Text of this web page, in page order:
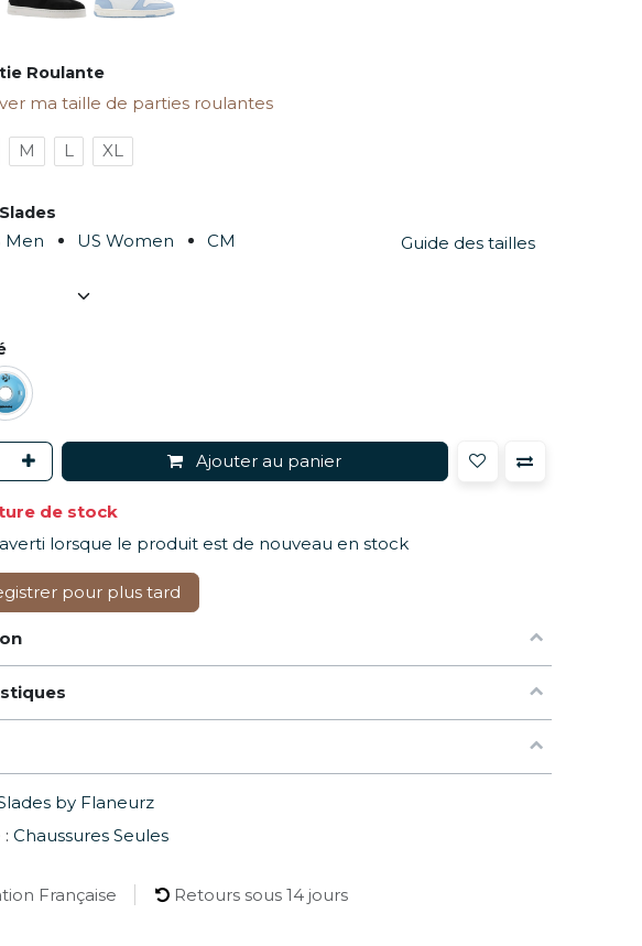
Roulante
ma taille de parties roulantes
M L XL
Men US Women CM Guide des tailles
Ajouter au panier
de stock
lorsque le produit est de nouveau en stock
pour plus tard
by Flaneurz
Chaussures Seules
Française Retours sous 14 jours